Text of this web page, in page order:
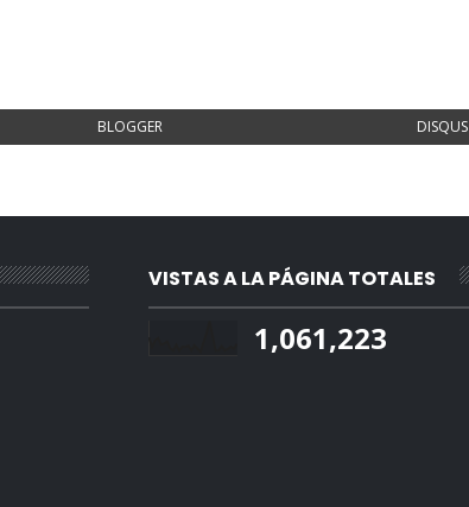
BLOGGER DISQUS
VISTAS A LA PÁGINA TOTALES
1,061,223